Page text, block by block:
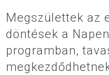
Megszülettek az
döntések a
programban,